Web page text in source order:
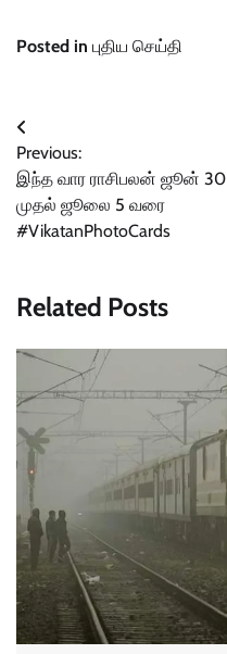
Posted in புதிய செய்தி
Post
navigation
Previous:
இந்த வார ராசிபலன் ஜூன் 30
முதல் ஜூலை 5 வரை
#VikatanPhotoCards
Related Posts